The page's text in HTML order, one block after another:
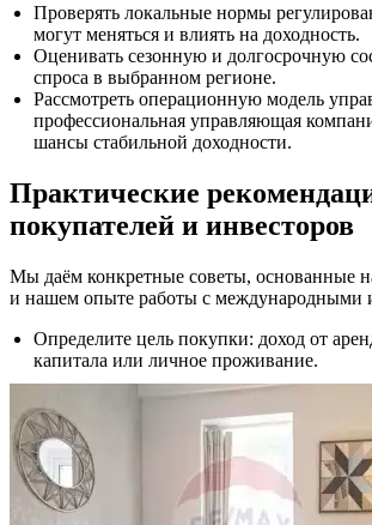
Проверять локальные нормы
могут меняться и влиять на доходность.
Оценивать сезонную и долгосрочную
спроса в выбранном регионе.
Рассмотреть операционную модель
профессиональная управляющая
шансы стабильной доходности.
Практические
покупателей и инвесторов
Мы даём конкретные советы, основанные
и нашем опыте работы с международными
Определите цель покупки: доход от
капитала или личное проживание.